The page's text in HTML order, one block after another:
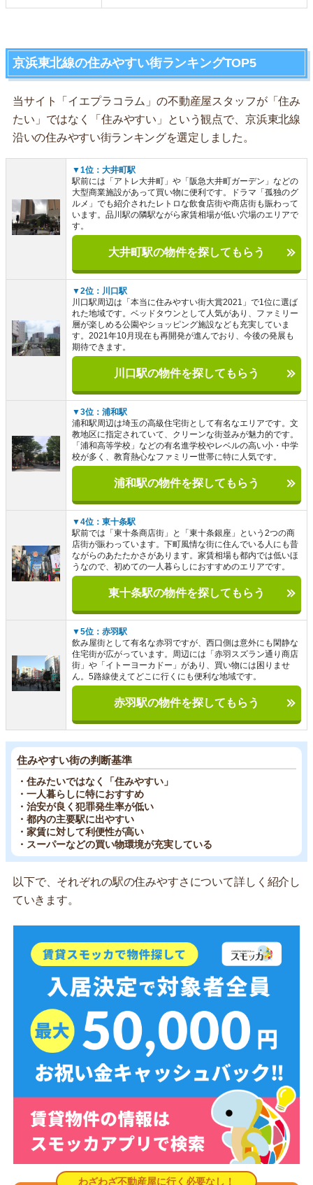
京浜東北線の住みやすい街ランキングTOP5
当サイト「イエプラコラム」の不動産屋スタッフが「住み
たい」ではなく「住みやすい」という観点で、京浜東北線
沿いの住みやすい街ランキングを選定しました。
▼1位：大井町駅
駅前には「アトレ大井町」や「阪急大井町ガーデン」などの
大型商業施設があって買い物に便利です。ドラマ「孤独のグ
ルメ」でも紹介されたレトロな飲食店街や商店街も賑わって
います。品川駅の隣駅ながら家賃相場が低い穴場のエリアで
す。
大井町駅の物件を探してもらう
▼2位：川口駅
川口駅周辺は「本当に住みやすい街大賞2021」で1位に選ば
れた地域です。ベッドタウンとして人気があり、ファミリー
層が楽しめる公園やショッピング施設なども充実していま
す。2021年10月現在も再開発が進んでおり、今後の発展も
期待できます。
川口駅の物件を探してもらう
▼3位：浦和駅
浦和駅周辺は埼玉の高級住宅街として有名なエリアです。文
教地区に指定されていて、クリーンな街並みが魅力的です。
「浦和高等学校」などの有名進学校やレベルの高い小・中学
校が多く、教育熱心なファミリー世帯に特に人気です。
浦和駅の物件を探してもらう
▼4位：東十条駅
駅前では「東十条商店街」と「東十条銀座」という2つの商
店街が賑わっています。下町風情な街に住んでいる人にも昔
ながらのあたたかさがあります。家賃相場も都内では低いほ
うなので、初めての一人暮らしにおすすめのエリアです。
東十条駅の物件を探してもらう
▼5位：赤羽駅
飲み屋街として有名な赤羽ですが、西口側は意外にも閑静な
住宅街が広がっています。周辺には「赤羽スズラン通り商店
街」や「イトーヨーカドー」があり、買い物には困りませ
ん。5路線使えてどこに行くにも便利な地域です。
赤羽駅の物件を探してもらう
住みやすい街の判断基準
・住みたいではなく「住みやすい」
・一人暮らしに特におすすめ
・治安が良く犯罪発生率が低い
・都内の主要駅に出やすい
・家賃に対して利便性が高い
・スーパーなどの買い物環境が充実している
以下で、それぞれの駅の住みやすさについて詳しく紹介し
ていきます。